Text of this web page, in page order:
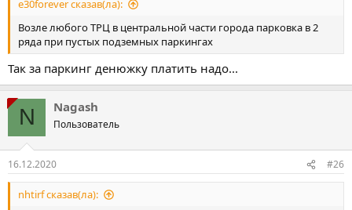
e30forever сказав(ла):
Возле любого ТРЦ в центральной части города парковка в 2
ряда при пустых подземных паркингах
Так за паркинг денюжку платить надо...
N Nagash
Пользователь
16.12.2020 #26
nhtirf сказав(ла):